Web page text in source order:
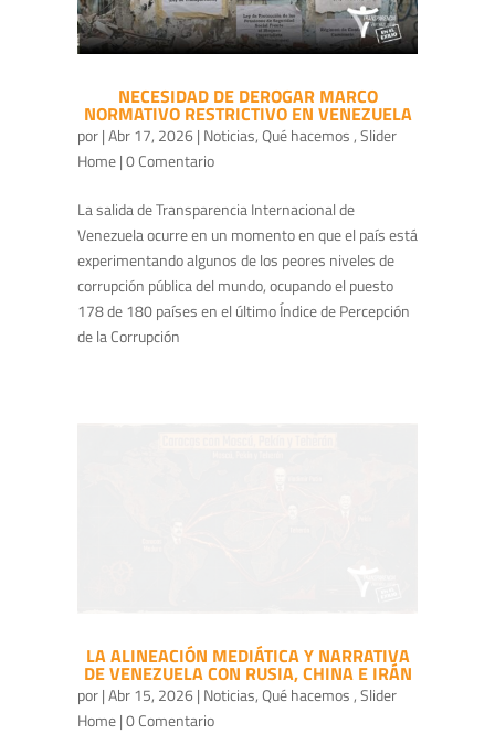
NECESIDAD DE DEROGAR MARCO
NORMATIVO RESTRICTIVO EN VENEZUELA
por|Abr 17, 2026| Noticias,Qué hacemos ,Slider
Home| 0 Comentario
La salida de Transparencia Internacional de
Venezuela ocurre en un momento en que el país está
experimentando algunos de los peores niveles de
corrupción pública del mundo, ocupando el puesto
178 de 180 países en el último Índice de Percepción
de la Corrupción
LA ALINEACIÓN MEDIÁTICA Y NARRATIVA
DE VENEZUELA CON RUSIA, CHINA E IRÁN
por|Abr 15, 2026| Noticias,Qué hacemos ,Slider
Home| 0 Comentario